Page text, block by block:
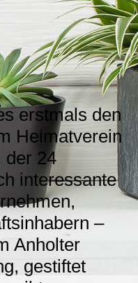
erstmals den
Heimatverein
der 24
interessante
–
Anholter
gestiftet